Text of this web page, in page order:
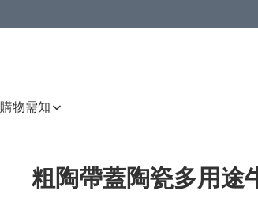
購物需知
粗陶帶蓋陶瓷多用途